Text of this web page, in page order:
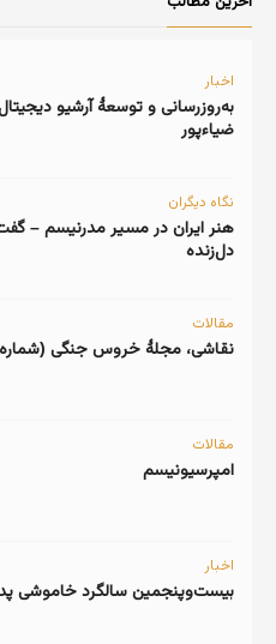
اخبار
به‌روزرسانی و توسعهٔ آرشیو
ضیاءپور
نگاه دیگران
هنر ایران در مسیر مدرنیسم –
دل‌زنده
مقالات
نقاشی، مجلهٔ خروس جنگی (شماره ۴)
مقالات
امپرسیونیسم
اخبار